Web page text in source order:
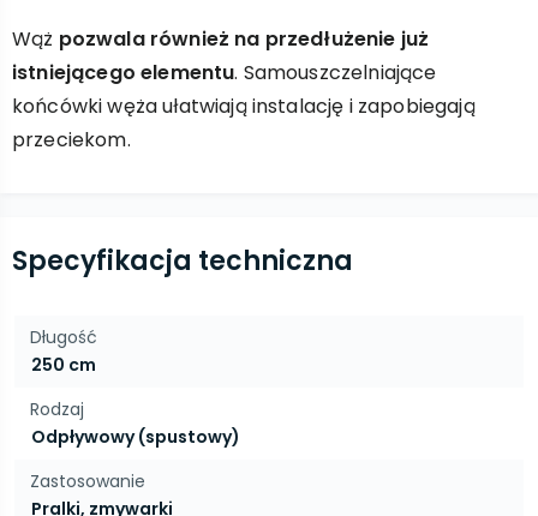
Wąż pozwala również na przedłużenie już
istniejącego elementu. Samouszczelniające
końcówki węża ułatwiają instalację i zapobiegają
przeciekom.
Specyfikacja techniczna
Długość
250 cm
Rodzaj
Odpływowy (spustowy)
Zastosowanie
Pralki, zmywarki